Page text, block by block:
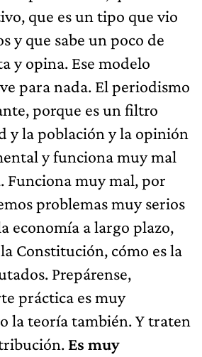
que es un tipo que vio
y que sabe un poco de
y opina. Ese modelo
para nada. El periodismo
porque es un filtro
y la población y la opinión
y funciona muy mal
Funciona muy mal, por
problemas muy serios
economía a largo plazo,
Constitución, cómo es la
Prepárense,
práctica es muy
la teoría también. Y traten
Es muy